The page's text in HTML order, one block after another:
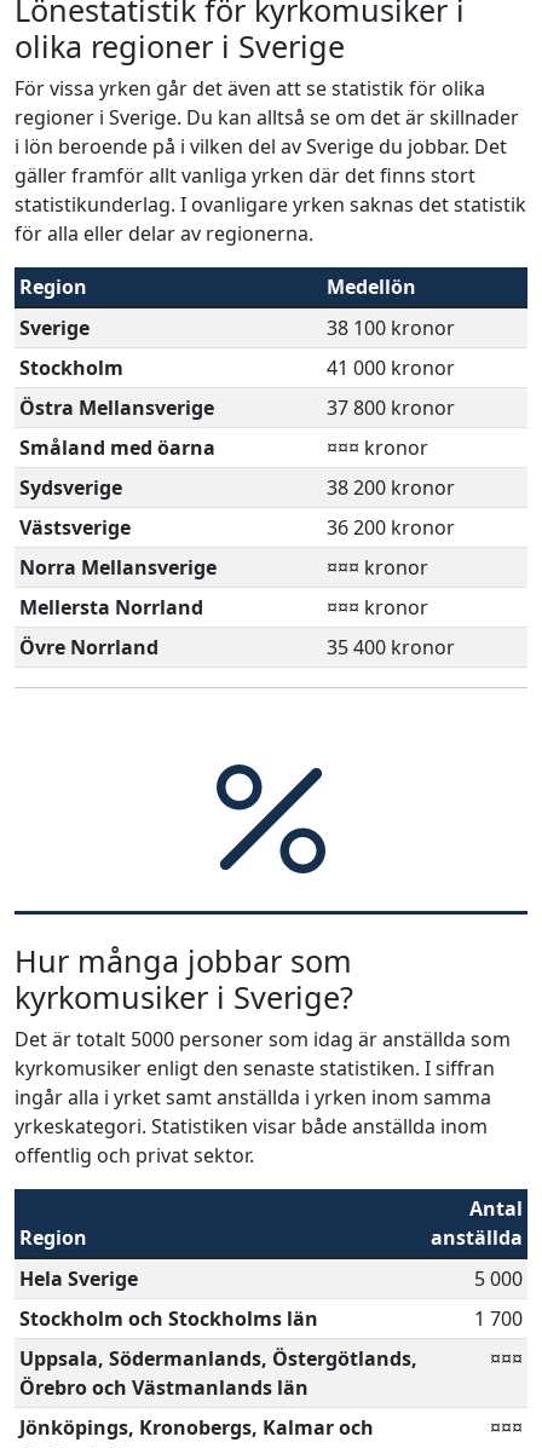
Lönestatistik för kyrkomusiker i
olika regioner i Sverige
För vissa yrken går det även att se statistik för olika
regioner i Sverige. Du kan alltså se om det är skillnader
i lön beroende på i vilken del av Sverige du jobbar. Det
gäller framför allt vanliga yrken där det finns stort
statistikunderlag. I ovanligare yrken saknas det statistik
för alla eller delar av regionerna.
Region
Medellön
Sverige
38 100 kronor
Stockholm
41 000 kronor
Östra Mellansverige
37 800 kronor
Småland med öarna
¤¤¤ kronor
Sydsverige
38 200 kronor
Västsverige
36 200 kronor
Norra Mellansverige
¤¤¤ kronor
Mellersta Norrland
¤¤¤ kronor
Övre Norrland
35 400 kronor
Hur många jobbar som
kyrkomusiker i Sverige?
Det är totalt 5000 personer som idag är anställda som
kyrkomusiker enligt den senaste statistiken. I siffran
ingår alla i yrket samt anställda i yrken inom samma
yrkeskategori. Statistiken visar både anställda inom
offentlig och privat sektor.
Region
Antal
anställda
Hela Sverige
5 000
Stockholm och Stockholms län
1 700
Uppsala, Södermanlands, Östergötlands,
Örebro och Västmanlands län
¤¤¤
Jönköpings, Kronobergs, Kalmar och
¤¤¤